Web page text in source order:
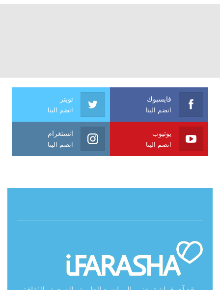
فايسبوك
انضم الينا
تويتر
انضم الينا
يوتيوب
انضم الينا
انستغرام
انضم الينا